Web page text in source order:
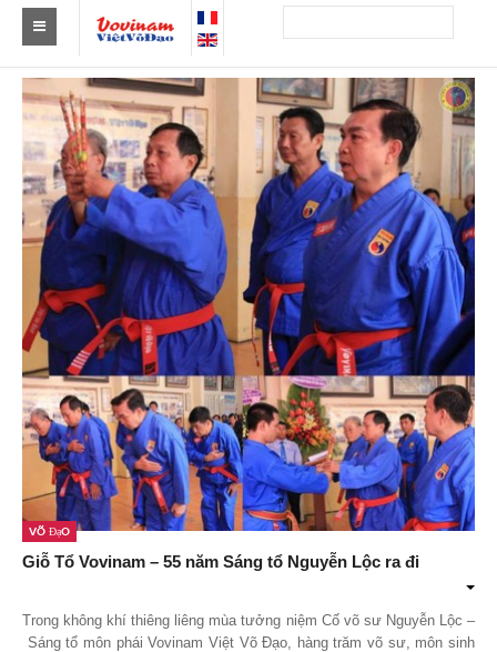
Tìm Clb Vovinam
Châu Á
Châu Âu
Châu Mỹ
Châu Phi
Châu Úc
Tin tức
Sự kiện
Kết quả
Theo Huy chương
Theo Sự kiện
Truyền thông
Võ Đạo
Giỗ Tổ Vovinam – 55 năm Sáng tổ Nguyễn Lộc ra đi
Trong không khí thiêng liêng mùa tưởng niệm Cố võ sư Nguyễn Lộc –
Sáng tổ môn phái Vovinam Việt Võ Đạo, hàng trăm võ sư, môn sinh